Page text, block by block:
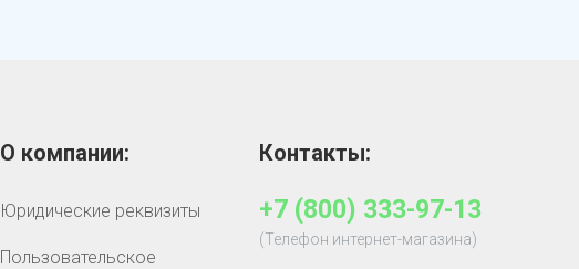
О компании:
Юридические реквизиты
Пользовательское
Контакты:
+7 (800) 333-97-13
(Телефон интернет-магазина)